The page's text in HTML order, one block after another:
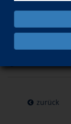
zurück